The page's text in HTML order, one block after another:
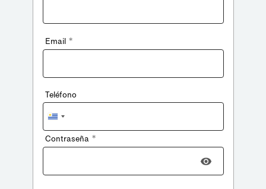
Email *
Teléfono
Uruguay
+598
Contraseña *